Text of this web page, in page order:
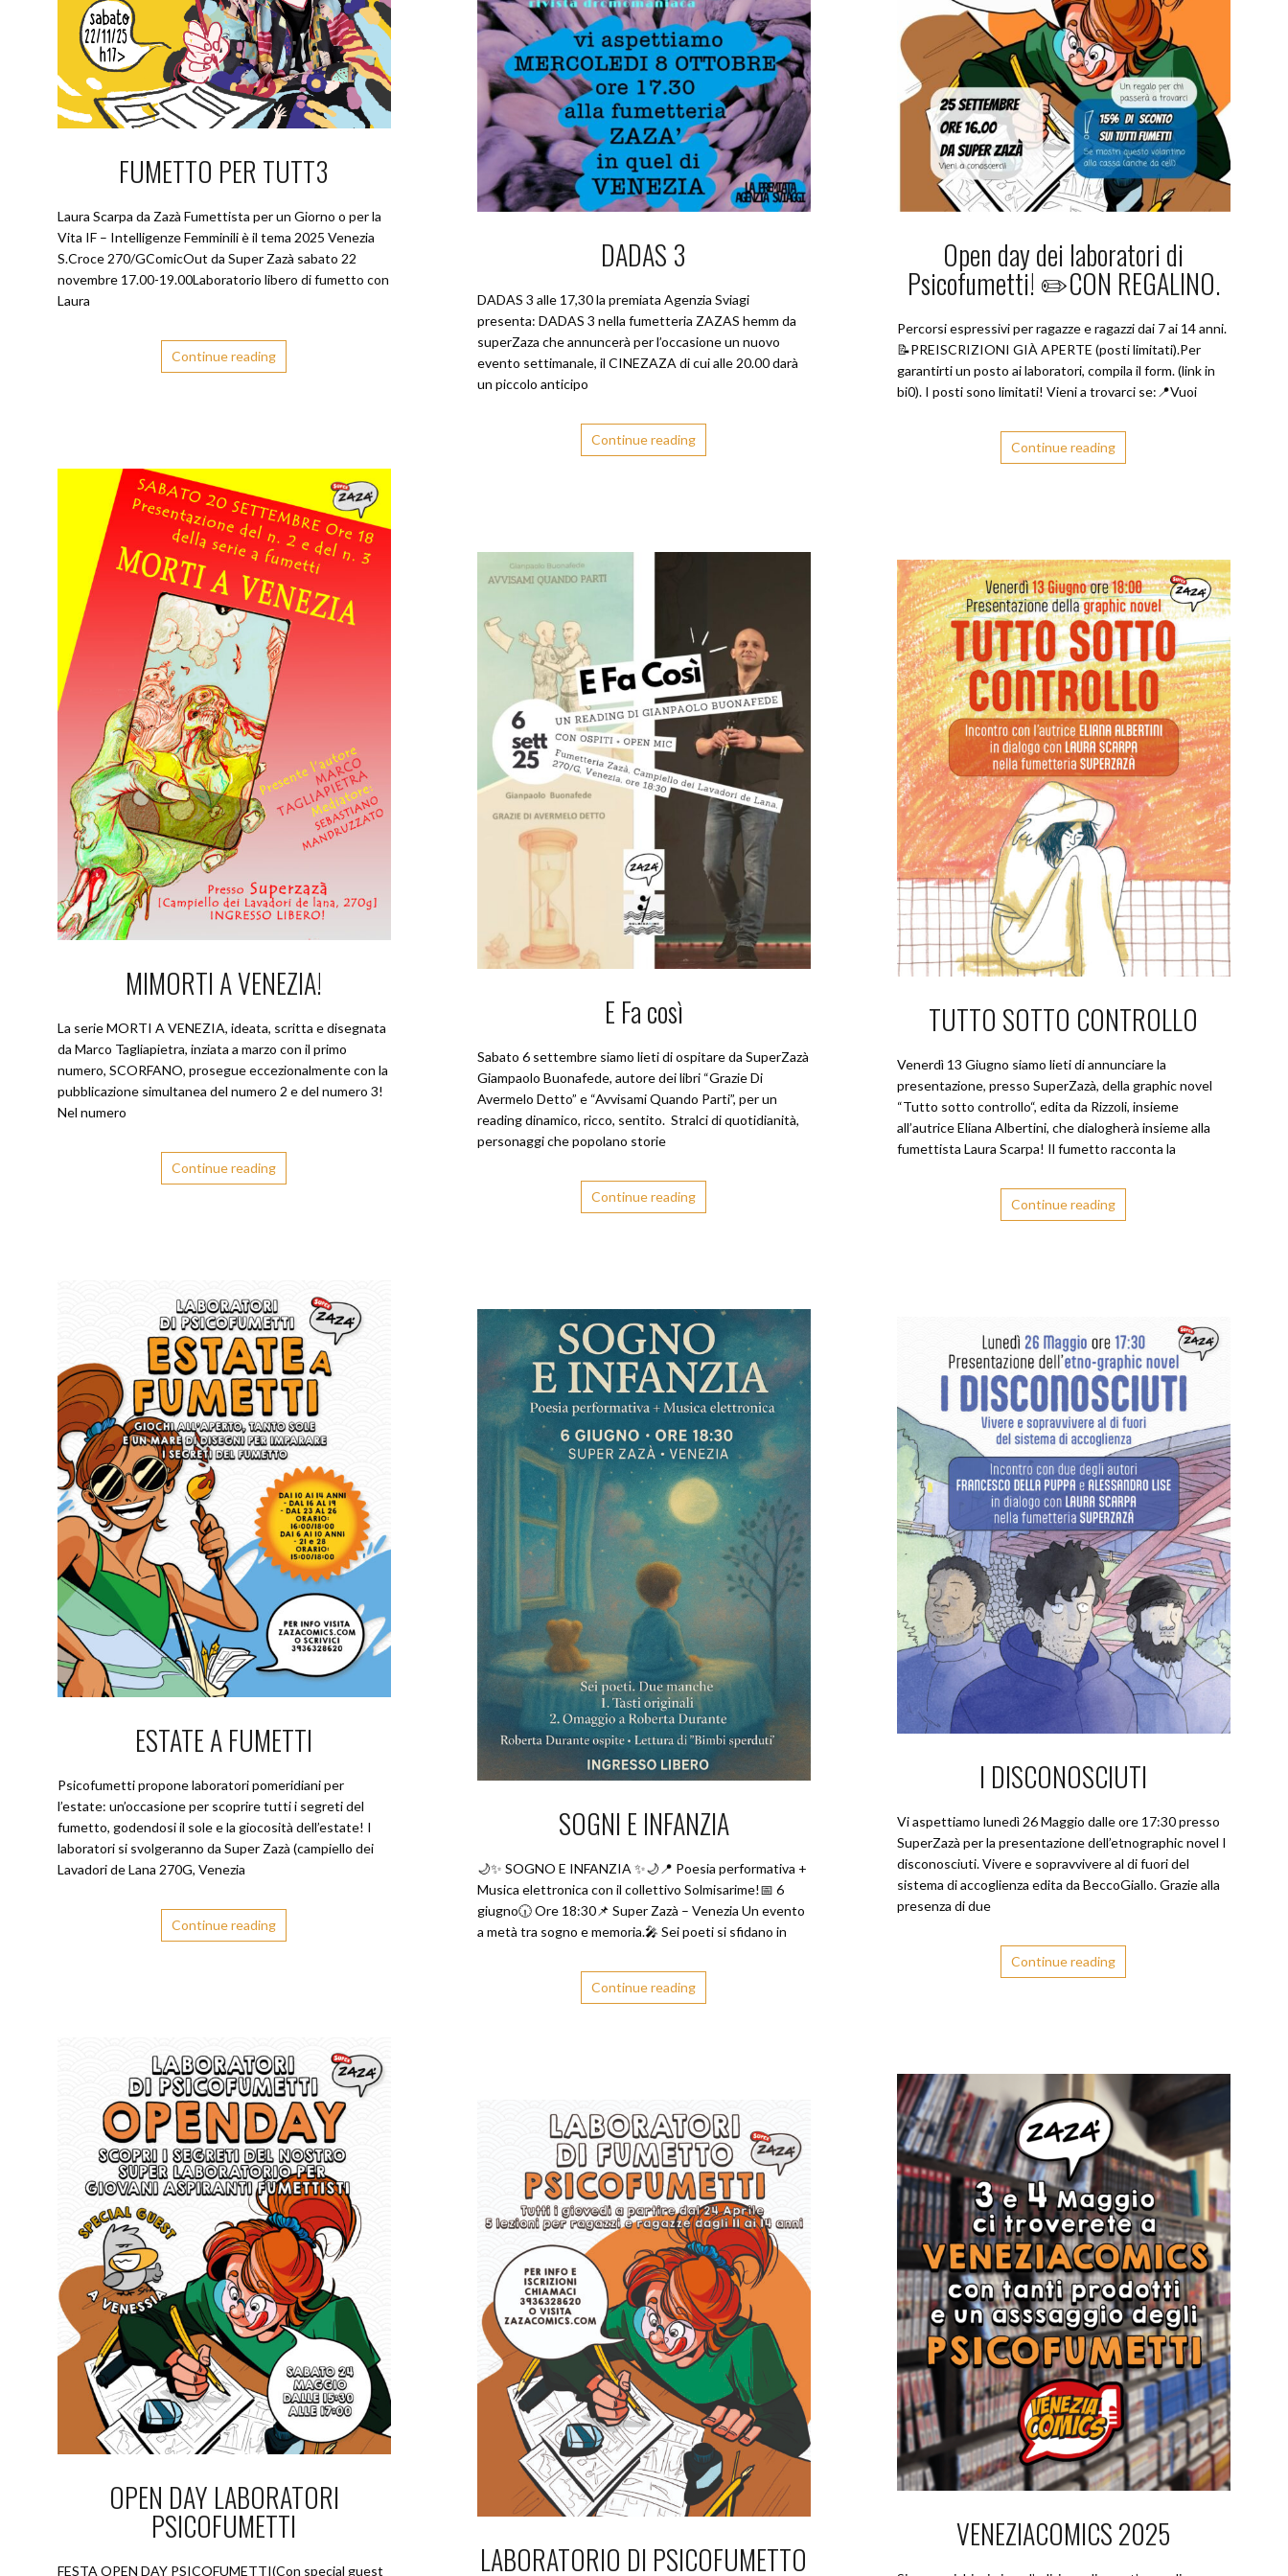
FUMETTO PER TUTT3
Laura Scarpa da Zazà Fumettista per un Giorno o per la
Vita IF – Intelligenze Femminili è il tema 2025 Venezia
S.Croce 270/GComicOut da Super Zazà sabato 22
novembre 17.00-19.00Laboratorio libero di fumetto con
Laura
Continue reading
DADAS 3
DADAS 3 alle 17,30 la premiata Agenzia Sviagi
presenta: DADAS 3 nella fumetteria ZAZAS hemm da
superZaza che annuncerà per l’occasione un nuovo
evento settimanale, il CINEZAZA di cui alle 20.00 darà
un piccolo anticipo
Continue reading
Open day dei laboratori di
Psicofumetti! ✏️CON REGALINO.
Percorsi espressivi per ragazze e ragazzi dai 7 ai 14 anni.
📝PREISCRIZIONI GIÀ APERTE (posti limitati).Per
garantirti un posto ai laboratori, compila il form. (link in
bi0). I posti sono limitati! Vieni a trovarci se:📍Vuoi
Continue reading
MIMORTI A VENEZIA!
La serie MORTI A VENEZIA, ideata, scritta e disegnata
da Marco Tagliapietra, inziata a marzo con il primo
numero, SCORFANO, prosegue eccezionalmente con la
pubblicazione simultanea del numero 2 e del numero 3!
Nel numero
Continue reading
E Fa così
Sabato 6 settembre siamo lieti di ospitare da SuperZazà
Giampaolo Buonafede, autore dei libri “Grazie Di
Avermelo Detto” e “Avvisami Quando Parti”, per un
reading dinamico, ricco, sentito. Stralci di quotidianità,
personaggi che popolano storie
Continue reading
TUTTO SOTTO CONTROLLO
Venerdì 13 Giugno siamo lieti di annunciare la
presentazione, presso SuperZazà, della graphic novel
“Tutto sotto controllo“, edita da Rizzoli, insieme
all’autrice Eliana Albertini, che dialogherà insieme alla
fumettista Laura Scarpa! Il fumetto racconta la
Continue reading
ESTATE A FUMETTI
Psicofumetti propone laboratori pomeridiani per
l’estate: un’occasione per scoprire tutti i segreti del
fumetto, godendosi il sole e la giocosità dell’estate! I
laboratori si svolgeranno da Super Zazà (campiello dei
Lavadori de Lana 270G, Venezia
Continue reading
SOGNI E INFANZIA
🌙✨ SOGNO E INFANZIA ✨🌙📍 Poesia performativa +
Musica elettronica con il collettivo Solmisarime!📅 6
giugno🕡 Ore 18:30📌 Super Zazà – Venezia Un evento
a metà tra sogno e memoria.🎤 Sei poeti si sfidano in
Continue reading
I DISCONOSCIUTI
Vi aspettiamo lunedì 26 Maggio dalle ore 17:30 presso
SuperZazà per la presentazione dell’etnographic novel I
disconosciuti. Vivere e sopravvivere al di fuori del
sistema di accoglienza edita da BeccoGiallo. Grazie alla
presenza di due
Continue reading
OPEN DAY LABORATORI
PSICOFUMETTI
FESTA OPEN DAY PSICOFUMETTI(Con special guest
VENEZIACOMICS 2025
LABORATORIO DI PSICOFUMETTO